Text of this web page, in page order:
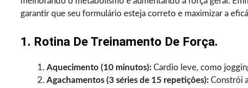
garantir que seu formulário esteja correto e maximizar a
1. Rotina De Treinamento De Força.
Aquecimento (10 minutos): Cardio leve, como
Agachamentos (3 séries de 15 repetições): Constrói